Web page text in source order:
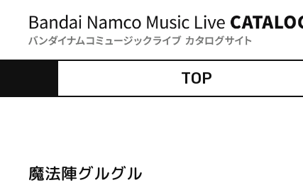
TOP
魔法陣グルグル